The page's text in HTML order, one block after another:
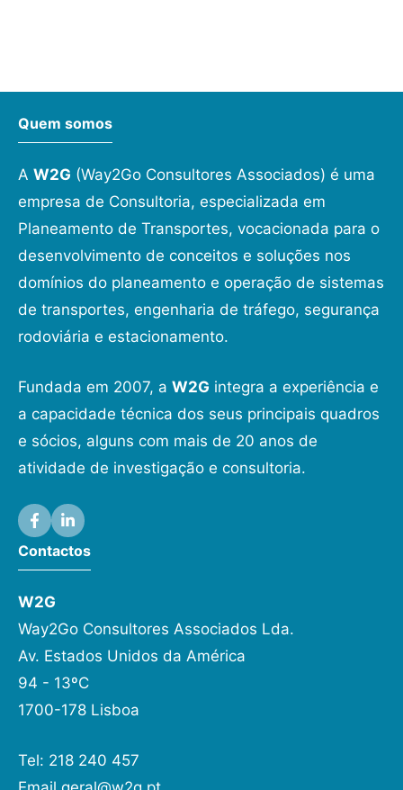
Quem somos
A W2G (Way2Go Consultores Associados) é uma
empresa de Consultoria, especializada em
Planeamento de Transportes, vocacionada para o
desenvolvimento de conceitos e soluções nos
domínios do planeamento e operação de sistemas
de transportes, engenharia de tráfego, segurança
rodoviária e estacionamento.
Fundada em 2007, a W2G integra a experiência e
a capacidade técnica dos seus principais quadros
e sócios, alguns com mais de 20 anos de
atividade de investigação e consultoria.
Contactos
W2G
Way2Go Consultores Associados Lda.
Av. Estados Unidos da América
94 - 13ºC
1700-178 Lisboa
Tel: 218 240 457